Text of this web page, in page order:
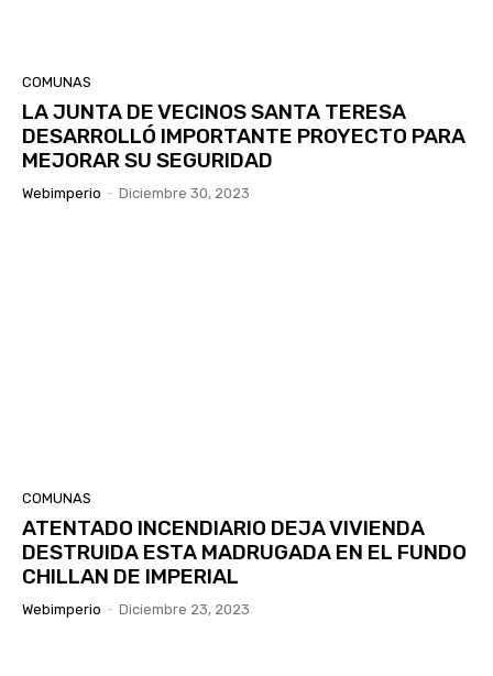
COMUNAS
LA JUNTA DE VECINOS SANTA TERESA
DESARROLLÓ IMPORTANTE PROYECTO PARA
MEJORAR SU SEGURIDAD
Webimperio - Diciembre 30, 2023
COMUNAS
ATENTADO INCENDIARIO DEJA VIVIENDA
DESTRUIDA ESTA MADRUGADA EN EL FUNDO
CHILLAN DE IMPERIAL
Webimperio - Diciembre 23, 2023